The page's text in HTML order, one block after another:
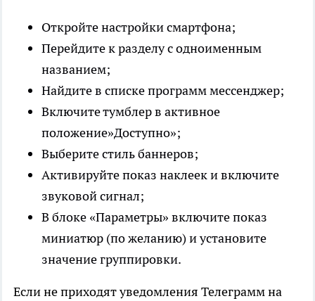
Откройте настройки смартфона;
Перейдите к разделу с одноименным
названием;
Найдите в списке программ мессенджер;
Включите тумблер в активное
положение»Доступно»;
Выберите стиль баннеров;
Активируйте показ наклеек и включите
звуковой сигнал;
В блоке «Параметры» включите показ
миниатюр (по желанию) и установите
значение группировки.
Если не приходят уведомления Телеграмм на